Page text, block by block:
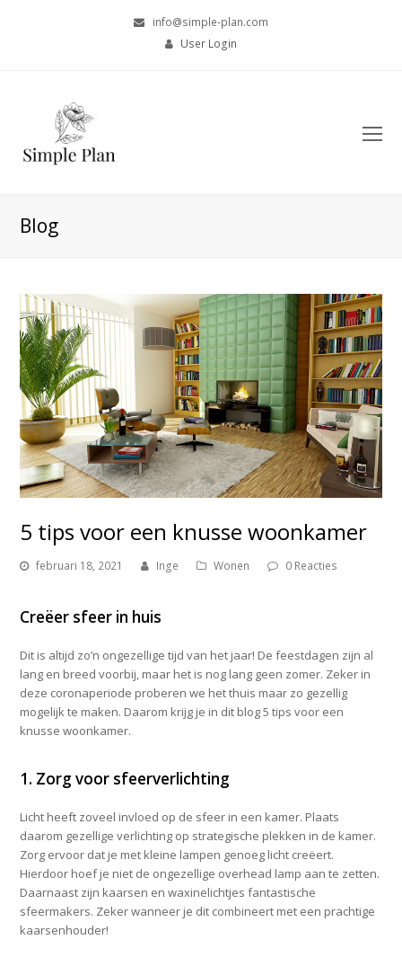
info@simple-plan.com
User Login
Blog
5 tips voor een knusse woonkamer
februari 18, 2021 Inge Wonen 0 Reacties
Creëer sfeer in huis
Dit is altijd zo’n ongezellige tijd van het jaar! De feestdagen zijn al
lang en breed voorbij, maar het is nog lang geen zomer. Zeker in
deze coronaperiode proberen we het thuis maar zo gezellig
mogelijk te maken. Daarom krijg je in dit blog 5 tips voor een
knusse woonkamer.
1. Zorg voor sfeerverlichting
Licht heeft zoveel invloed op de sfeer in een kamer. Plaats
daarom gezellige verlichting op strategische plekken in de kamer.
Zorg ervoor dat je met kleine lampen genoeg licht creëert.
Hierdoor hoef je niet de ongezellige overhead lamp aan te zetten.
Daarnaast zijn kaarsen en waxinelichtjes fantastische
sfeermakers. Zeker wanneer je dit combineert met een prachtige
kaarsenhouder!